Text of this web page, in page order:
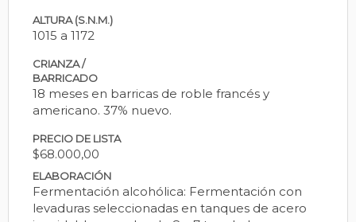
ALTURA (S.N.M.)
1015 a 1172
CRIANZA /
BARRICADO
18 meses en barricas de roble francés y
americano. 37% nuevo.
PRECIO DE LISTA
$68.000,00
ELABORACIÓN
Fermentación alcohólica: Fermentación con
levaduras seleccionadas en tanques de acero